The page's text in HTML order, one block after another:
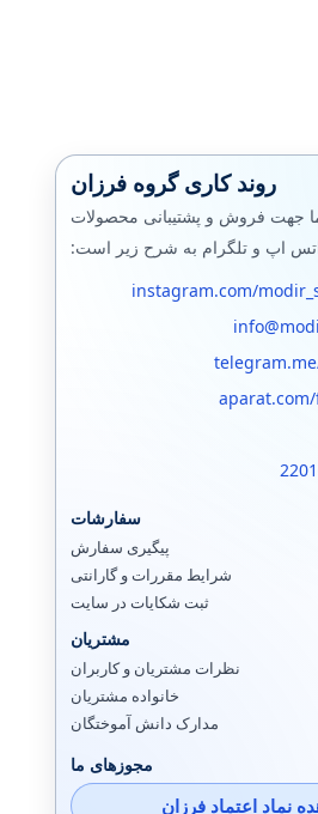
روند کاری گروه فرزان
ما جهت فروش و پشتیبانی محصولات
اپ و تلگرام به شرح زیر است:
instagram.com/
سفارشات
پیگیری سفارش
شرایط مقررات و گارانتی
ثبت شکایات در سایت
مشتریان
نظرات مشتریان و کاربران
خانواده مشتریان
مدارک دانش آموختگان
مجوزهای ما
نماد اعتماد فرزان